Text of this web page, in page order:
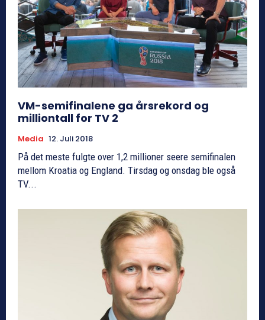
VM-semifinalene ga årsrekord og
milliontall for TV 2
Media 12. Juli 2018
På det meste fulgte over 1,2 millioner seere semifinalen
mellom Kroatia og England. Tirsdag og onsdag ble også
TV...